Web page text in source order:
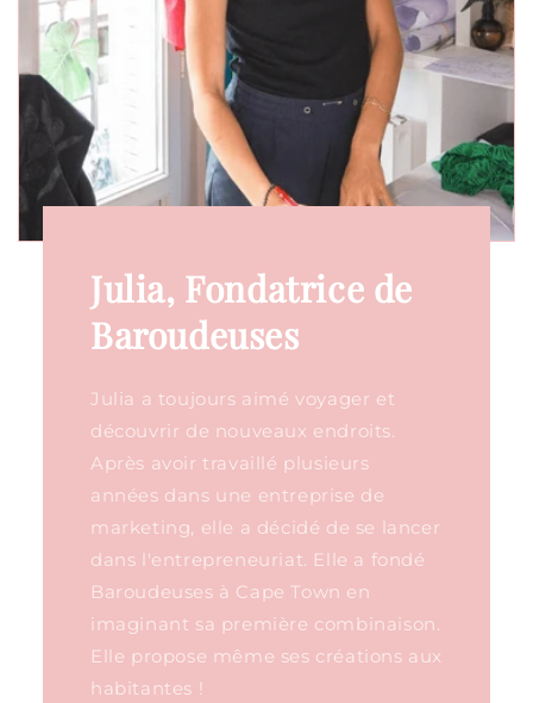
Julia, Fondatrice de
Baroudeuses
Julia a toujours aimé voyager et
découvrir de nouveaux endroits.
Après avoir travaillé plusieurs
années dans une entreprise de
marketing, elle a décidé de se lancer
dans l'entrepreneuriat. Elle a fondé
Baroudeuses à Cape Town en
imaginant sa première combinaison.
Elle propose même ses créations aux
habitantes !